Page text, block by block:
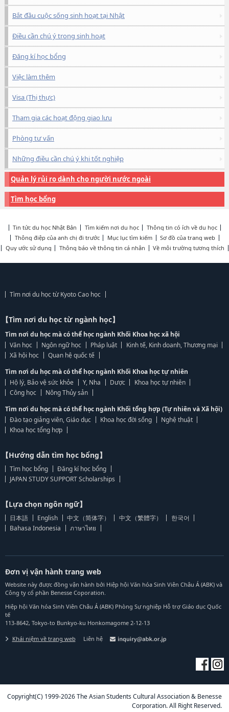
Bắt đầu cuộc sống sinh hoạt tại Nhật
Điều cần chú ý trong sinh hoạt
Đăng kí học bổng
Việc làm thêm
Visa (Thị thực)
Tham gia các hoạt động giao lưu
Phòng tư vấn
Những điều cần chú ý khi tốt nghiệp
Quản lý rủi ro dành cho người nước ngoài
Tìm học bổng
Tin tức du học Nhật Bản Tìm kiếm nơi du học
Thông tin có ích về du học
Thông điệp của anh chị đi trước
Mục lục tìm kiếm
Sơ đồ của trang web
Quy ước sử dụng
Thông báo về thông tin cá nhân Về môi trường tương thích
Tìm nơi du học từ Kyoto Cao học
【Tìm nơi du học từ ngành học】
Tìm nơi du học mà có thể học ngành Khối Khoa học xã hội
Văn học
Ngôn ngữ học Pháp luật
Kinh tế, Kinh doanh, Thương mại
Xã hội học
Quan hệ quốc tế
Tìm nơi du học mà có thể học ngành Khối Khoa học tự nhiên
Hộ lý, Bảo vệ sức khỏe
Y, Nha Dược
Khoa học tự nhiên
Công học
Nông Thủy sản
Tìm nơi du học mà có thể học ngành Khối tổng hợp (Tự nhiên và Xã hội)
Đào tạo giảng viên, Giáo dục
Khoa học đời sống
Nghệ thuật
Khoa học tổng hợp
【Hướng dẫn tìm học bổng】
Tìm học bổng
Đăng kí học bổng
JAPAN STUDY SUPPORT Scholarships
【Lựa chọn ngôn ngữ】
日本語 English 中文（简体字） 中文（繁體字）
한국어
Bahasa Indonesia
ภาษาไทย
Đơn vị vận hành trang web
Website này được đồng vận hành bởi Hiệp hội Văn hóa Sinh Viên Châu Á (ABK) và
Công ty cổ phần Benesse Coporation.
Hiệp hội Văn hóa Sinh Viên Châu Á (ABK) Phòng Sự nghiệp Hỗ trợ Giáo dục Quốc
tế
113-8642, Tokyo-to Bunkyo-ku Honkomagome 2-12-13
Khái niệm về trang web Liên hệ
Copyright(C) 1999-2026 The Asian Students Cultural Association & Benesse
Corporation. All Right Reserved.